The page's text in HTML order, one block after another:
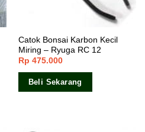
Catok Bonsai Karbon Kecil
Miring – Ryuga RC 12
Rp 475.000
Beli Sekarang